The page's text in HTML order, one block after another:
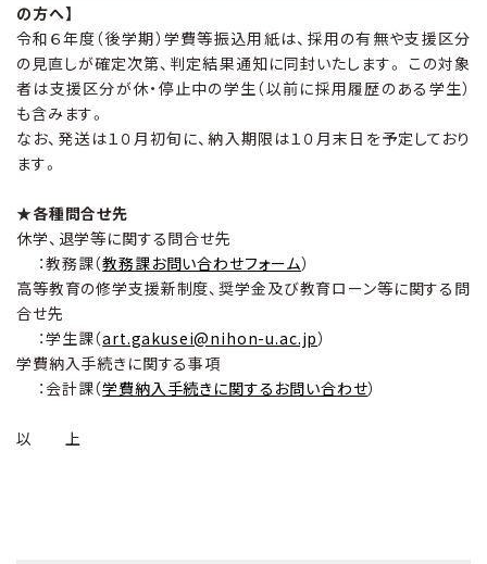
の方へ】
令和６年度（後学期）学費等振込用紙は、採用の有無や支援区分
の見直しが確定次第、判定結果通知に同封いたします。 この対象
者は支援区分が休・停止中の学生（以前に採用履歴のある学生）
も含みます。
なお、発送は１０月初旬に、納入期限は１０月末日を予定しており
ます。
★各種問合せ先
休学、退学等に関する問合せ先
：教務課（教務課お問い合わせフォーム）
高等教育の修学支援新制度、奨学金及び教育ローン等に関する問
合せ先
：学生課（art.gakusei@nihon-u.ac.jp）
学費納入手続きに関する事項
：会計課（学費納入手続きに関するお問い合わせ）
以 上